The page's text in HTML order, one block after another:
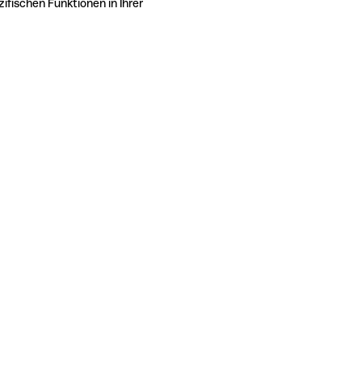
Funktionen in Ihrer